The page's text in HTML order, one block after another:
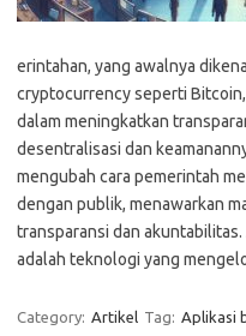
erintahan, yang awalnya
cryptocurrency seperti
dalam meningkatkan
desentralisasi dan
mengubah cara pemerintah
dengan publik, menawarkan
transparansi dan
adalah teknologi yang
Category: Artikel Tag: Aplikasi